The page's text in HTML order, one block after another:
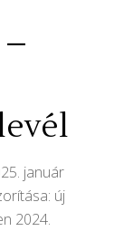
–
január
új
2024.